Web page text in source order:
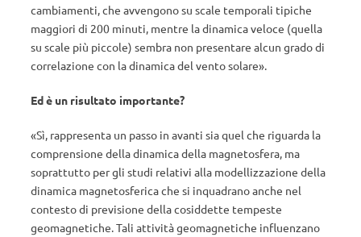
cambiamenti, che avvengono su scale temporali tipiche
maggiori di 200 minuti, mentre la dinamica veloce (quella
su scale più piccole) sembra non presentare alcun grado di
correlazione con la dinamica del vento solare».
Ed è un risultato importante?
«Sì, rappresenta un passo in avanti sia quel che riguarda la
comprensione della dinamica della magnetosfera, ma
soprattutto per gli studi relativi alla modellizzazione della
dinamica magnetosferica che si inquadrano anche nel
contesto di previsione della cosiddette tempeste
geomagnetiche. Tali attività geomagnetiche influenzano